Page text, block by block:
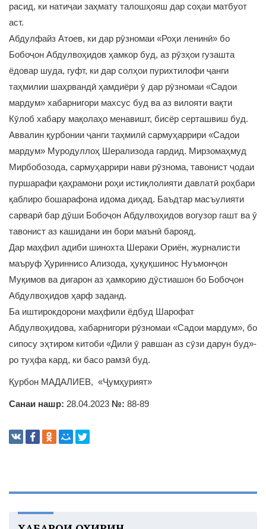
расид, ки натиҷаи заҳмату талошҳояш дар соҳаи матбуот
аст.
Абдулфайз Атоев, ки дар рӯзномаи «Роҳи ленинӣ» бо
Бобоҷон Абдулвоҳидов ҳамкор буд, аз рӯзҳои гузашта
ёдовар шуда, гуфт, ки дар солҳои пурихтилофи ҷанги
таҳмилии шаҳрвандӣ ҳамдиёри ӯ дар рӯзномаи «Садои
мардум» хабарнигори махсус буд ва аз вилояти вақти
Кӯлоб хабару мақолаҳо менавишт, бисёр серташвиш буд.
Аввалин қурбонии ҷанги таҳмилӣ сармуҳаррири «Садои
мардум» Муродуллоҳ Шерализода гардид. Мирзомаҳмуд
Мирбобозода, сармуҳаррири нави рӯзнома, тавонист ҷодаи
пуршарафи қаҳрамони роҳи истиқлолияти давлатӣ роҳбари
қаблиро бошарафона идома диҳад. Баъдтар масъулияти
сарварӣ бар дӯши Бобоҷон Абдулвоҳидов вогузор гашт ва ӯ
тавонист аз кашидани ин бори маънӣ барояд.
Дар маҳфил адиби шинохта Шераки Ориён, журналисти
маъруф Ҳуриннисо Ализода, ҳуқуқшинос Нуъмонҷон
Муқимов ва дигарон аз ҳамкорию дӯстиашон бо Бобоҷон
Абдулвоҳидов ҳарф заданд.
Ба иштирокдорони маҳфили ёдбуд Шарофат
Абдулвоҳидова, хабарнигори рӯзномаи «Садои мардум», бо
сипосу эҳтиром китоби «Дили ӯ равшан аз сӯзи дарун буд»-
ро туҳфа кард, ки басо рамзӣ буд.
Қурбон МАДАЛИЕВ, «Ҷумҳурият»
Санаи нашр: 28.04.2023 №: 88-89